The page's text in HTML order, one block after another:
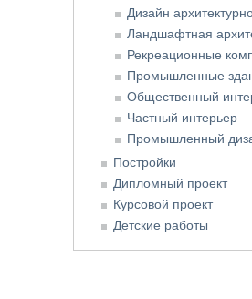
Дизайн
Ландшафтная
Рекреационные
Промышленные
Общественный
Частный интерьер
Промышленный
Постройки
Дипломный проект
Курсовой проект
Детские работы